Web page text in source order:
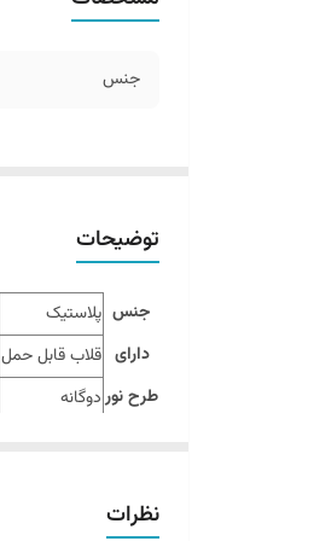
جنس
توضیحات
جنس پلاستیک
دارای قلاب قابل حمل
طرح نوردوگانه
نظرات